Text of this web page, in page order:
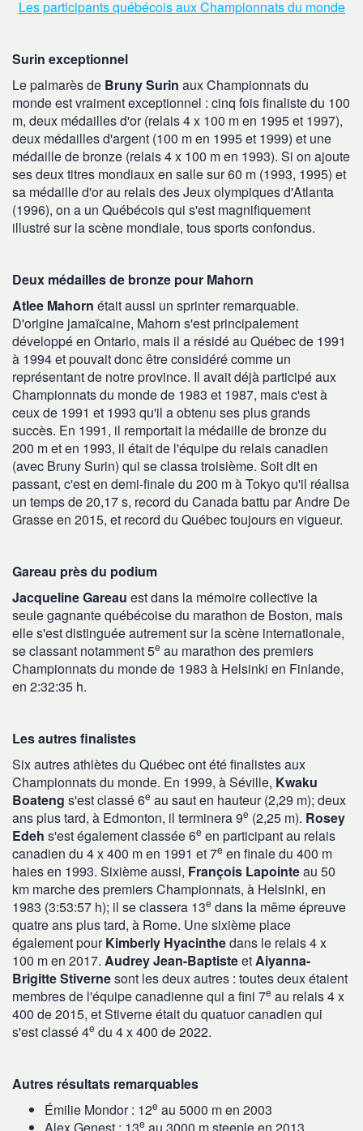
Les participants québécois aux Championnats du monde
Surin exceptionnel
Le palmarès de Bruny Surin aux Championnats du
monde est vraiment exceptionnel : cinq fois finaliste du 100
m, deux médailles d'or (relais 4 x 100 m en 1995 et 1997),
deux médailles d'argent (100 m en 1995 et 1999) et une
médaille de bronze (relais 4 x 100 m en 1993). Si on ajoute
ses deux titres mondiaux en salle sur 60 m (1993, 1995) et
sa médaille d'or au relais des Jeux olympiques d'Atlanta
(1996), on a un Québécois qui s'est magnifiquement
illustré sur la scène mondiale, tous sports confondus.
Deux médailles de bronze pour Mahorn
Atlee Mahorn était aussi un sprinter remarquable.
D'origine jamaïcaine, Mahorn s'est principalement
développé en Ontario, mais il a résidé au Québec de 1991
à 1994 et pouvait donc être considéré comme un
représentant de notre province. Il avait déjà participé aux
Championnats du monde de 1983 et 1987, mais c'est à
ceux de 1991 et 1993 qu'il a obtenu ses plus grands
succès. En 1991, il remportait la médaille de bronze du
200 m et en 1993, il était de l'équipe du relais canadien
(avec Bruny Surin) qui se classa troisième. Soit dit en
passant, c'est en demi-finale du 200 m à Tokyo qu'il réalisa
un temps de 20,17 s, record du Canada battu par Andre De
Grasse en 2015, et record du Québec toujours en vigueur.
Gareau près du podium
Jacqueline Gareau est dans la mémoire collective la
seule gagnante québécoise du marathon de Boston, mais
elle s'est distinguée autrement sur la scène internationale,
se classant notamment 5e au marathon des premiers
Championnats du monde de 1983 à Helsinki en Finlande,
en 2:32:35 h.
Les autres finalistes
Six autres athlètes du Québec ont été finalistes aux
Championnats du monde. En 1999, à Séville, Kwaku
Boateng s'est classé 6e au saut en hauteur (2,29 m); deux
ans plus tard, à Edmonton, il terminera 9e (2,25 m). Rosey
Edeh s'est également classée 6e en participant au relais
canadien du 4 x 400 m en 1991 et 7e en finale du 400 m
haies en 1993. Sixième aussi, François Lapointeau 50
km marche des premiers Championnats, à Helsinki, en
1983 (3:53:57 h); il se classera 13e dans la même épreuve
quatre ans plus tard, à Rome. Une sixième place
également pourKimberly Hyacinthedans le relais 4 x
100 m en 2017. Audrey Jean-BaptisteetAiyanna-
Brigitte Stivernesont les deux autres : toutes deux étaient
membres de l'équipe canadienne qui a fini 7e au relais 4 x
400 de 2015, et Stiverne était du quatuor canadien qui
s'est classé 4e du 4 x 400 de 2022.
Autres résultats remarquables
Émilie Mondor : 12e au 5000 m en 2003
e